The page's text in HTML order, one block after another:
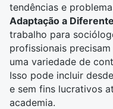
tendências e
Adaptação a
trabalho para
profissionais
uma variedade de
Isso pode incluir
e sem fins lucrativos
academia.